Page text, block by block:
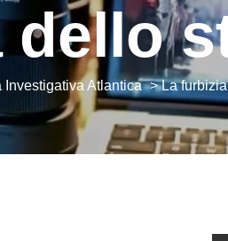
dello
Investigativa Atlantica >La